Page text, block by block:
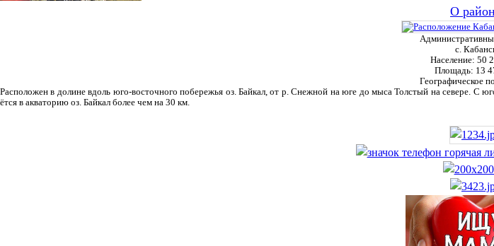
О
с.
Население: 50
Площадь: 13
Географическое
Рас­положен в долине вдоль юго-восточного побережья оз. Байкал, от р. Снежной на юге до мыса Толстый на севере. С
ётся в акваторию оз. Байкал более чем на 30 км.